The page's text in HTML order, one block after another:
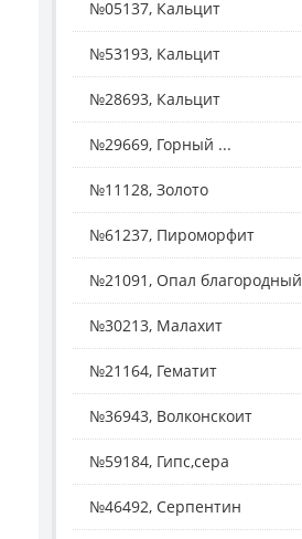
№05137, Кальцит
№53193, Кальцит
№28693, Кальцит
№29669, Горный ...
№11128, Золото
№61237, Пироморфит
№21091, Опал благородный
№30213, Малахит
№21164, Гематит
№36943, Волконскоит
№59184, Гипс,сера
№46492, Серпентин